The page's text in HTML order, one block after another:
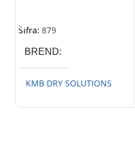
Šifra: 879
BREND
KMB DRY SOLUTIONS